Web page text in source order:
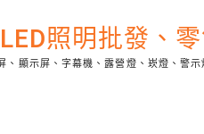
照明批發、
顯示屏、字幕機、露營燈、崁燈、警